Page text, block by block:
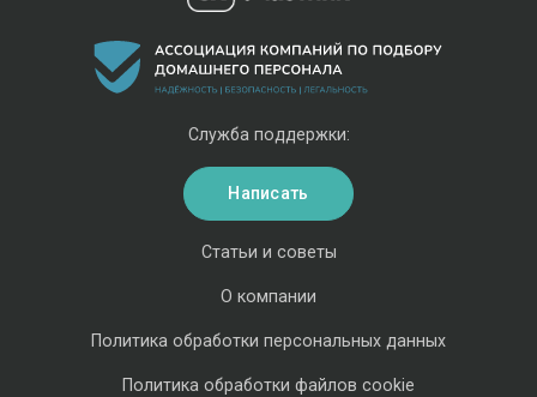
Статьи и советы
О компании
Политика обработки персональных данных
Политика обработки файлов cookie
Служба поддержки:
Написать